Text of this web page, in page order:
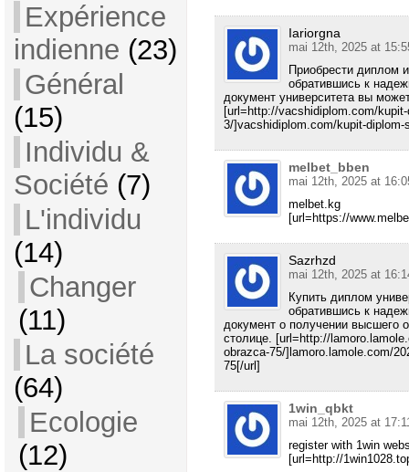
Expérience
indienne (23)
Général
(15)
Individu &
Société (7)
L'individu
(14)
Changer
(11)
La société
(64)
Ecologie
(12)
Iariorgna
mai 12th, 2025 at
Приобрести диплом
обратившись к
документ университета вы
[url=http://vacshidiplom.com/
3/]vacshidiplom.com/kupit-diplom-
melbet_bben
mai 12th, 2025 at
melbet.kg
[url=https://
Sazrhzd
mai 12th, 2025 at
Купить диплом
обратившись к
документ о получении высшего
столице. [url=http://
obrazca-75/]lamoro.lamole.com/
75[/url]
1win_qbkt
mai 12th, 2025 at
register with 1win
[url=http://